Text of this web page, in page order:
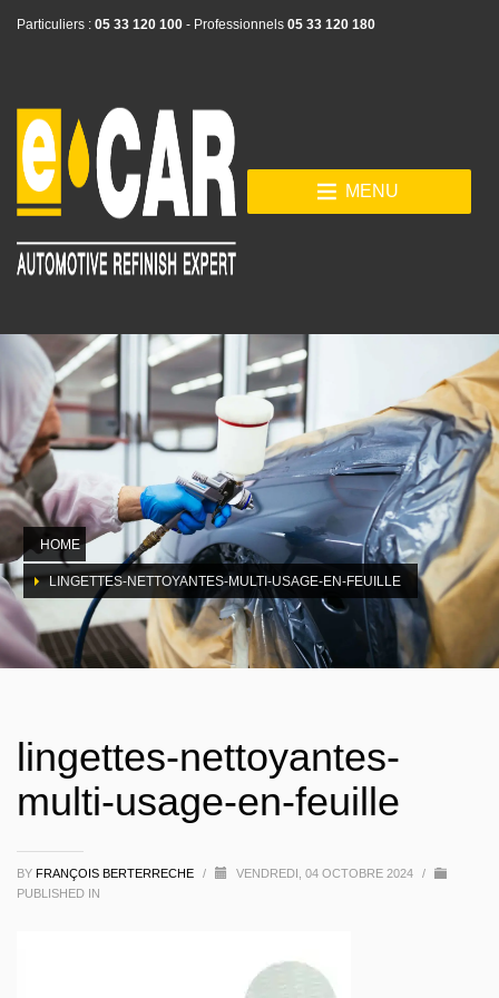
Particuliers : 05 33 120 100 - Professionnels 05 33 120 180
MENU
HOME
LINGETTES-NETTOYANTES-MULTI-USAGE-EN-FEUILLE
lingettes-nettoyantes-
multi-usage-en-feuille
BY FRANÇOIS BERTERRECHE / VENDREDI, 04 OCTOBRE 2024
/
PUBLISHED IN